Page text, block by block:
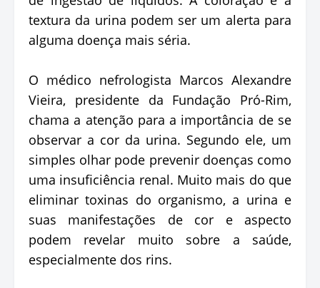
textura da urina podem ser um alerta para
alguma doença mais séria.
O médico nefrologista Marcos Alexandre
Vieira, presidente da Fundação Pró-Rim,
chama a atenção para a importância de se
observar a cor da urina. Segundo ele, um
simples olhar pode prevenir doenças como
uma insuficiência renal. Muito mais do que
eliminar toxinas do organismo, a urina e
suas manifestações de cor e aspecto
podem revelar muito sobre a saúde,
especialmente dos rins.